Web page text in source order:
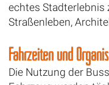
echtes Stadterlebnis
Straßenleben,
Fahrzeiten und
Die Nutzung der